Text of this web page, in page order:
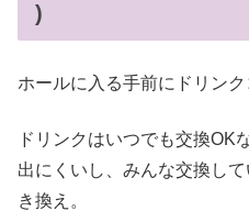
)
ホールに入る手前にドリンク
ドリンクはいつでも交換OK
出にくいし、みんな交換し
き換え。